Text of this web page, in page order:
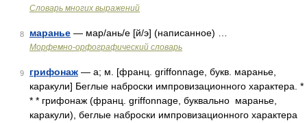
Словарь многих выражений
8 маранье — мар/ань/е [й/э] (написанное) …
Морфемно-орфографический словарь
9 грифонаж — а; м. [франц. griffonnage, букв. маранье,
каракули] Беглые наброски импровизационного характера. *
* * грифонаж (франц. griffonnage, буквально маранье,
каракули), беглые наброски импровизационного характера